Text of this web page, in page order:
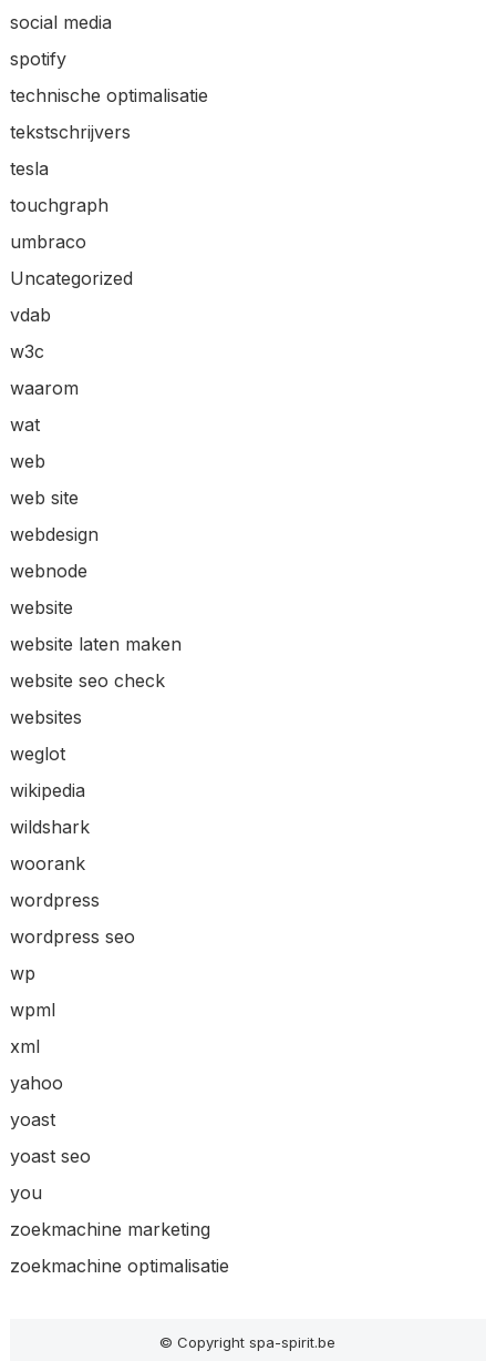
social media
spotify
technische optimalisatie
tekstschrijvers
tesla
touchgraph
umbraco
Uncategorized
vdab
w3c
waarom
wat
web
web site
webdesign
webnode
website
website laten maken
website seo check
websites
weglot
wikipedia
wildshark
woorank
wordpress
wordpress seo
wp
wpml
xml
yahoo
yoast
yoast seo
you
zoekmachine marketing
zoekmachine optimalisatie
© Copyright spa-spirit.be